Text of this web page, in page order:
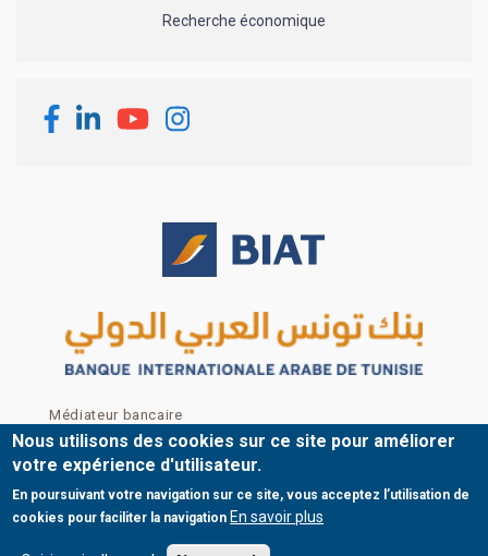
Recherche économique
Footer menu
© Copyright BIAT 2024
Nous contacter
Mentions légales
Médiateur bancaire
Nous utilisons des cookies sur ce site pour améliorer
votre expérience d'utilisateur.
En poursuivant votre navigation sur ce site, vous acceptez l’utilisation de
cookies pour faciliter la navigation En savoir plus